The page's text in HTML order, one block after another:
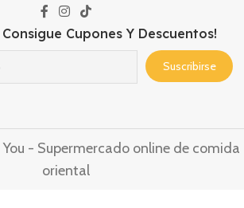
Consigue Cupones Y Descuentos!
- Supermercado online de comida
oriental